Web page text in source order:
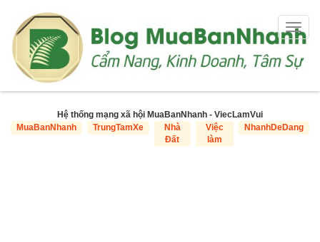
Hệ thống mạng xã hội MuaBanNhanh - ViecLamVui
MuaBanNhanh
TrungTamXe
Nhà
Đất
Việc
làm
NhanhDeDang